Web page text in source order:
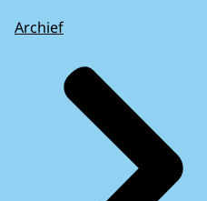
Archief